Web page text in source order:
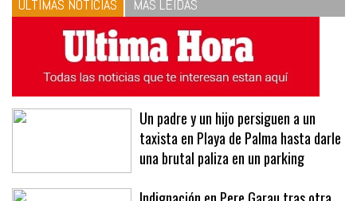
ÚLTIMAS NOTICIAS MÁS LEÍDAS
Un padre y un hijo persiguen a un
taxista en Playa de Palma hasta darle
una brutal paliza en un parking